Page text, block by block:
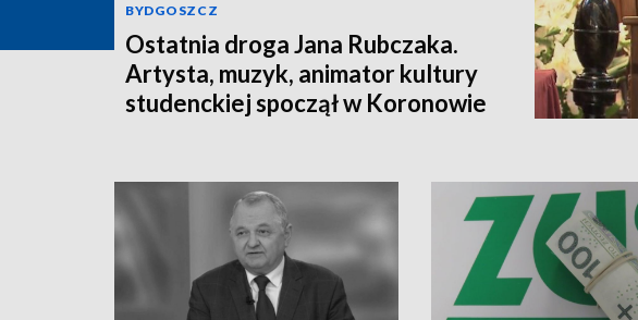
BYDGOSZCZ
Ostatnia droga Jana Rubczaka.
Artysta, muzyk, animator kultury
studenckiej spoczął w Koronowie